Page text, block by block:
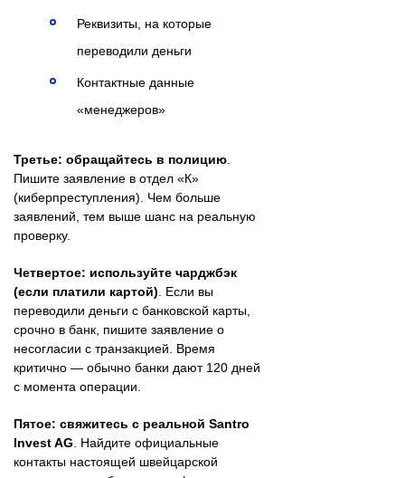
Реквизиты, на которые
переводили деньги
Контактные данные
«менеджеров»
Третье: обращайтесь в полицию
Пишите заявление в отдел «К»
(киберпреступления). Чем больше
заявлений, тем выше шанс на реальную
проверку.
Четвертое: используйте чарджбэк
(если платили картой) . Если вы
переводили деньги с банковской карты,
срочно в банк, пишите заявление о
несогласии с транзакцией. Время
критично — обычно банки дают 120 дней
с момента операции.
Пятое: свяжитесь с реальной Santro
Invest AG . Найдите официальные
контакты настоящей швейцарской